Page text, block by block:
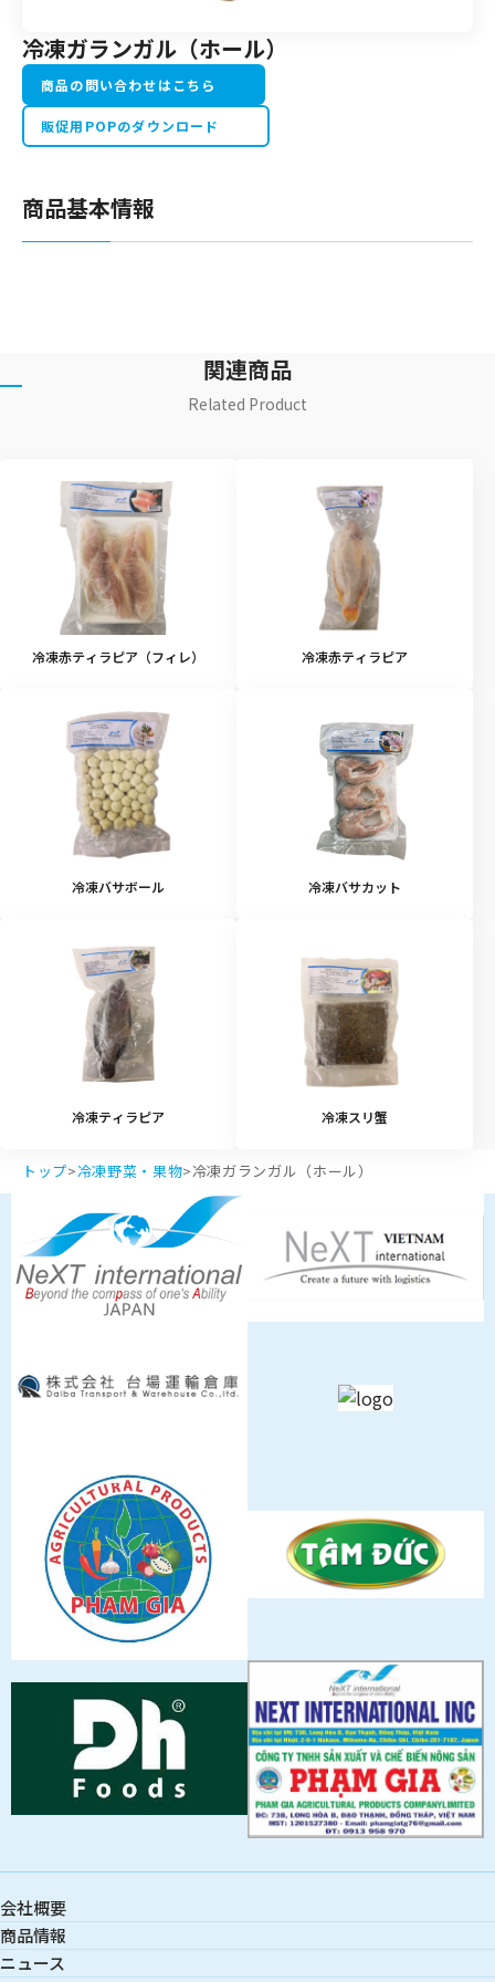
冷凍ガランガル（ホール）
商品の問い合わせはこちら
販促用POPのダウンロード
商品基本情報
関連商品
Related Product
冷凍赤ティラピア（フィレ） 冷凍赤ティラピア
冷凍バサボール 冷凍バサカット
冷凍ティラピア 冷凍スリ蟹
トップ>冷凍野菜・果物>冷凍ガランガル（ホール）
会社概要
商品情報
ニュース